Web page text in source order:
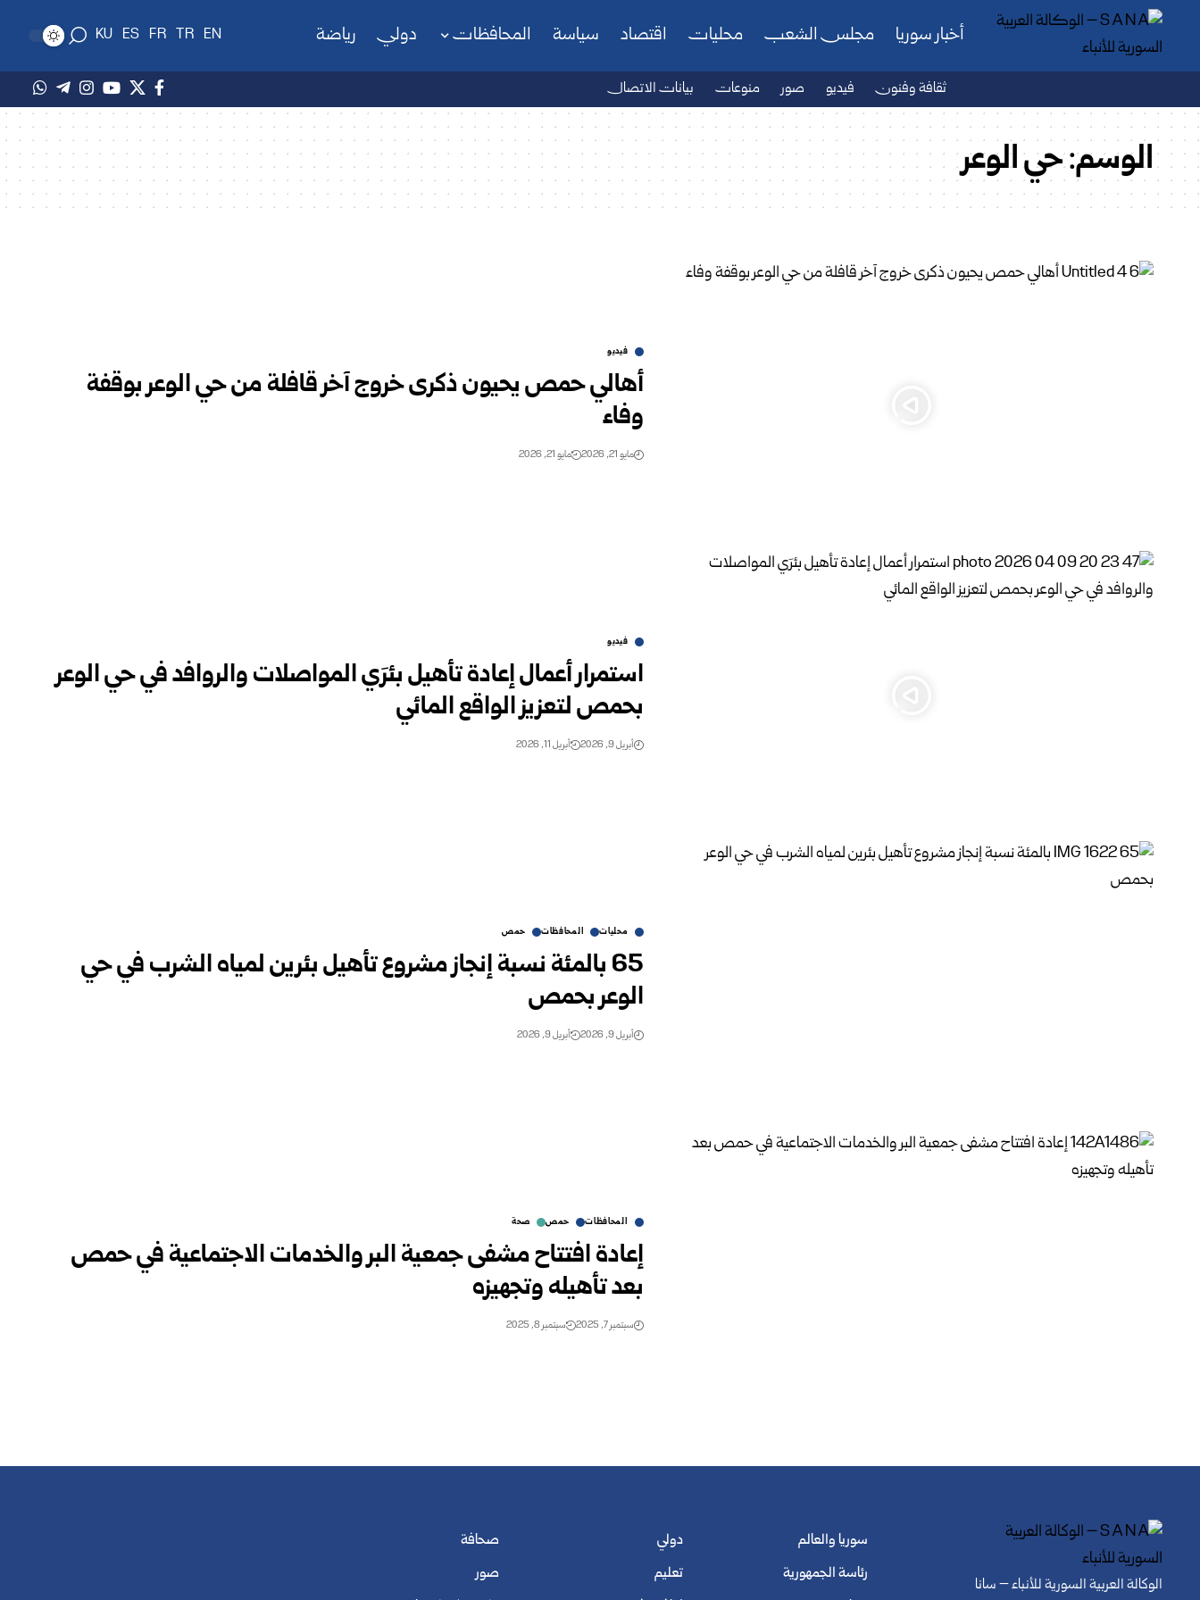
أخبار سوريا مجلس الشعب محليات اقتصاد سياسة المحافظات دولي رياضة EN
TR
FR
ES
KU
ثقافة وفنون فيديو صور منوعات بيانات الاتصال
الوسم:حي الوعر
فيديو
أهالي حمص يحيون ذكرى خروج آخر قافلة من حي الوعر بوقفة
وفاء
مايو 21, 2026 مايو 21, 2026
فيديو
استمرار أعمال إعادة تأهيل بئرَي المواصلات والروافد في حي الوعر
بحمص لتعزيز الواقع المائي
أبريل 9, 2026 أبريل 11, 2026
محليات المحافظات حمص
65 بالمئة نسبة إنجاز مشروع تأهيل بئرين لمياه الشرب في حي
الوعر بحمص
أبريل 9, 2026 أبريل 9, 2026
المحافظات حمص صحة
إعادة افتتاح مشفى جمعية البر والخدمات الاجتماعية في حمص
بعد تأهيله وتجهيزه
سبتمبر 7, 2025 سبتمبر 8, 2025
الوكالة العربية السورية للأنباء – سانا
سوريا والعالم
رئاسة الجمهورية
دولي
تعليم
صحافة
صور